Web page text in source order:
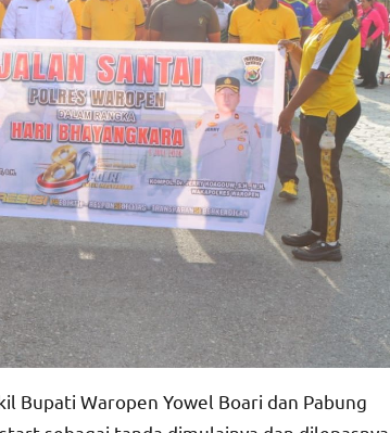
Bupati Waropen Yowel Boari dan Pabung